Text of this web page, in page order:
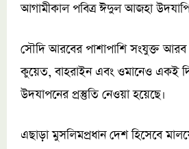
আগামীকাল পবিত্র ঈদুল আজহা
সৌদি আরবের পাশাপাশি সংযুক্ত
কুয়েত, বাহরাইন এবং ওমানেও একই
উদযাপনের প্রস্তুতি নেওয়া হয়েছে।
এছাড়া মুসলিমপ্রধান দেশ হিসেবে